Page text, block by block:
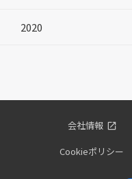
2020
会社情報
Cookieポリシー